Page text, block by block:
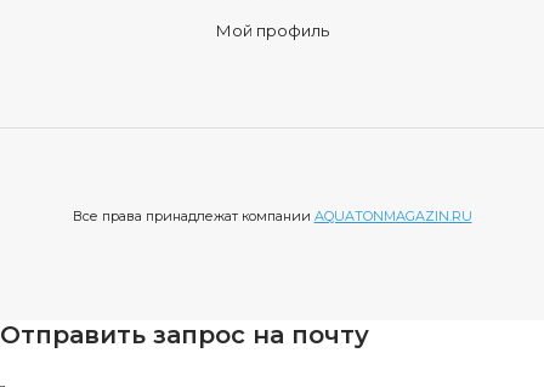
AQUATON (Акватон) одностворчатые, вы инвестируете в
Мой профиль
Все права принадлежат компании AQUATONMAGAZIN.RU
Отправить запрос на почту